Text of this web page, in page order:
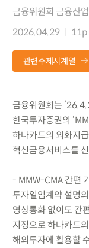
금융위원회 금융산
2026.04.29
11p
관련주제시계열
금융위원회는
한국투자증권의
하나카드의 외화지
혁신금융서비스를
- MMW-CMA 간편
투자일임계약 설명
영상통화 없이도 간
지정으로 하나카드
해외투자에 활용할